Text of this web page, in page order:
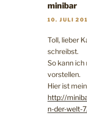
minibar
10. JULI
Toll, lieber
schreibst.
So kann ich
vorstellen.
Hier ist
http://
n-der-welt-